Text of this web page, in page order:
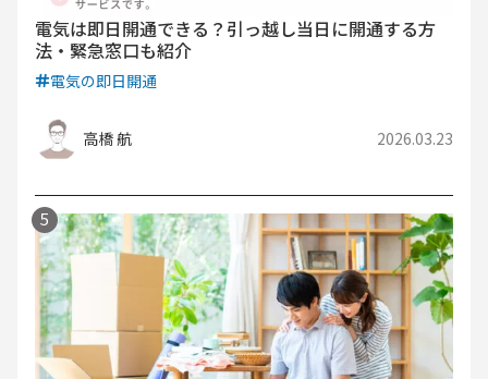
電気は即日開通できる？引っ越し当日に開通する方
法・緊急窓口も紹介
電気の即日開通
高橋 航 2026.03.23